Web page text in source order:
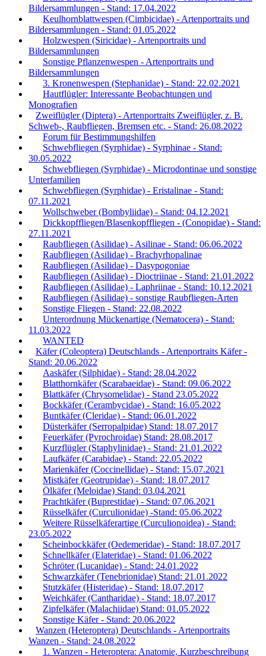
Bildersammlungen - Stand: 17.04.2022
Keulhornblattwespen (Cimbicidae) - Artenportraits und
Bildersammlungen - Stand: 01.05.2022
Holzwespen (Siricidae) - Artenportraits und
Bildersammlungen
Sonstige Pflanzenwespen - Artenportraits und
Bildersammlungen
3. Kronenwespen (Stephanidae) - Stand: 22.02.2021
Hautflügler: Interessante Beobachtungen und
Monografien
Zweiflügler (Diptera) - Artenportraits Zweiflügler, z. B.
Schweb-, Raubfliegen, Bremsen etc. - Stand: 26.08.2022
Forum für Bestimmungshilfen
Schwebfliegen (Syrphidae) - Syrphinae - Stand:
30.05.2022
Schwebfliegen (Syrphidae) - Microdontinae und sonstige
Unterfamilien
Schwebfliegen (Syrphidae) - Eristalinae - Stand:
07.11.2021
Wollschweber (Bombyliidae) - Stand: 04.12.2021
Dickkopffliegen/Blasenkopffliegen - (Conopidae) - Stand:
27.11.2021
Raubfliegen (Asilidae) - Asilinae - Stand: 06.06.2022
Raubfliegen (Asilidae) - Brachyrhopalinae
Raubfliegen (Asilidae) - Dasypogoniae
Raubfliegen (Asilidae) - Dioctriinae - Stand: 21.01.2022
Raubfliegen (Asilidae) - Laphriinae - Stand: 10.12.2021
Raubfliegen (Asilidae) - sonstige Raubfliegen-Arten
Sonstige Fliegen - Stand: 22.08.2022
Unterordnung Mückenartige (Nematocera) - Stand:
11.03.2022
WANTED
Käfer (Coleoptera) Deutschlands - Artenportraits Käfer -
Stand: 20.06.2022
Aaskäfer (Silphidae) - Stand: 28.04.2022
Blatthornkäfer (Scarabaeidae) - Stand: 09.06.2022
Blattkäfer (Chrysomelidae) - Stand 23.05.2022
Bockkäfer (Cerambycidae) - Stand: 16.05.2022
Buntkäfer (Cleridae) - Stand: 06.01.2022
Düsterkäfer (Serropalpidae) Stand: 18.07.2017
Feuerkäfer (Pyrochroidae) Stand: 28.08.2017
Kurzflügler (Staphylinidae) - Stand: 21.01.2022
Laufkäfer (Carabidae) - Stand: 22.05.2022
Marienkäfer (Coccinellidae) - Stand: 15.07.2021
Mistkäfer (Geotrupidae) - Stand: 18.07.2017
Ölkäfer (Meloidae) Stand: 03.04.2021
Prachtkäfer (Buprestidae) - Stand: 07.06.2021
Rüsselkäfer (Curculionidae) -Stand: 05.06.2022
Weitere Rüsselkäferartige (Curculionoidea) - Stand:
23.05.2022
Scheinbockkäfer (Oedemeridae) - Stand: 18.07.2017
Schnellkäfer (Elateridae) - Stand: 01.06.2022
Schröter (Lucanidae) - Stand: 24.01.2022
Schwarzkäfer (Tenebrionidae) Stand: 21.01.2022
Stutzkäfer (Histeridae) - Stand: 18.07.2017
Weichkäfer (Cantharidae) - Stand: 18.07.2017
Zipfelkäfer (Malachiidae) Stand: 01.05.2022
Sonstige Käfer - Stand: 20.06.2022
Wanzen (Heteroptera) Deutschlands - Artenportraits
Wanzen - Stand: 24.08.2022
1. Wanzen - Heteroptera: Anatomie, Kurzbeschreibung